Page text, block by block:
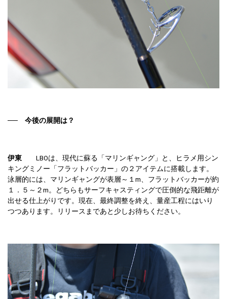
── 今後の展開は？
伊東 LBOは、現代に蘇る「マリンギャング」と、ヒラメ用シン
キングミノー「フラットバッカー」の２アイテムに搭載します。
泳層的には、マリンギャングが表層～１m、フラットバッカーが約
１．５～２m。どちらもサーフキャスティングで圧倒的な飛距離が
出せる仕上がりです。現在、最終調整を終え、量産工程にはいり
つつあります。リリースまであと少しお待ちください。